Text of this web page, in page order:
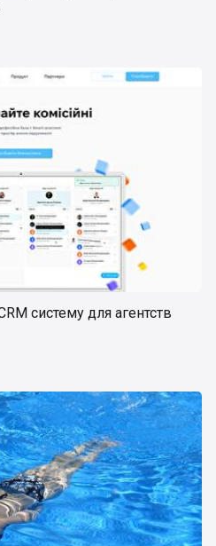
систему для агентств